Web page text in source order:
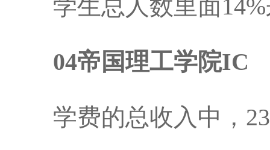
学生总人数里面14%
04帝国理工学院IC
学费的总收入中，